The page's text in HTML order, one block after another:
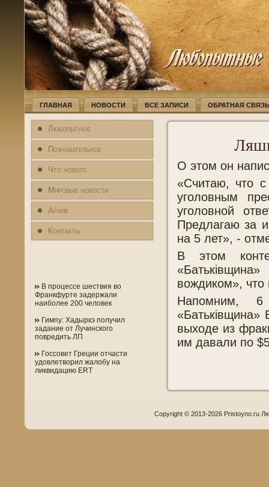
ГЛАВНАЯ НОВОСТИ ВСЕ ЗАПИСИ ОБРАТНАЯ СВЯЗЬ
Любопытное
Познавательное
Что нового
Мировые новости
Архив
Контакты
В процессе шествия во
Франкфурте задержали
наиболее 200 человек
Гимпу: Хадыркэ получил
задание от Лучинского
повредить ЛП
Госсовет Греции отчасти
удовлетворил жалобу на
ликвидацию ERT
О этом он
«Считаю, что с
уголовным
уголовной
Предлагаю за
на 5 лет», -
В этом
вождиком», что
Напомним,
выходе из
им давали по
Copyright © 2013-2026 Pristoyno.ru